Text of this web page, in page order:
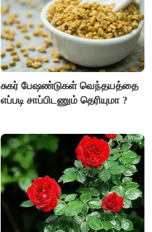
சுகர் பேஷண்டுகள் வெந்தயத்தை
எப்படி சாப்பிடணும் தெரியுமா ?